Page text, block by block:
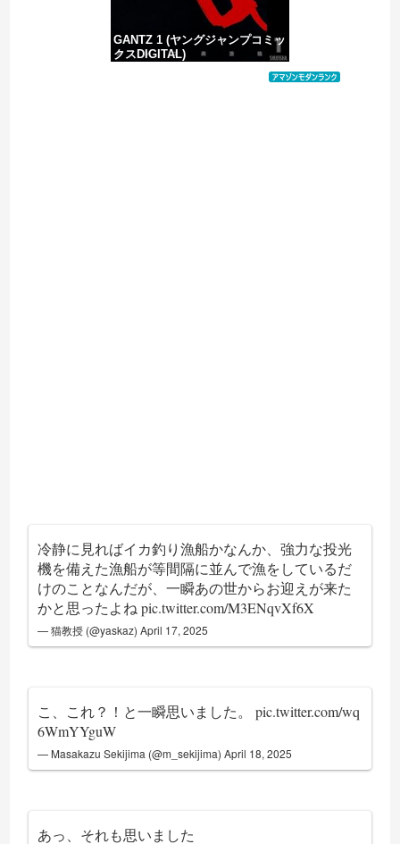
GANTZ 1 (ヤングジャンプコミッ
クスDIGITAL)
価格：¥100
冷静に見ればイカ釣り漁船かなんか、強力な投光
機を備えた漁船が等間隔に並んで漁をしているだ
けのことなんだが、一瞬あの世からお迎えが来た
かと思ったよねpic.twitter.com/M3ENqvXf6X
— 猫教授 (@yaskaz)April 17, 2025
こ、これ？！と一瞬思いました。pic.twitter.com/wq
6WmYYguW
— Masakazu Sekijima (@m_sekijima)April 18, 2025
あっ、それも思いました